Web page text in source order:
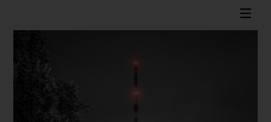
Dieses Produkt weist mehrere Varianten auf. Die Optionen können auf der Produktseite gewählt werden